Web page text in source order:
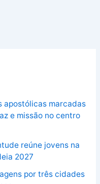
apostólicas marcadas
e missão no centro
reúne jovens na
2027
por três cidades